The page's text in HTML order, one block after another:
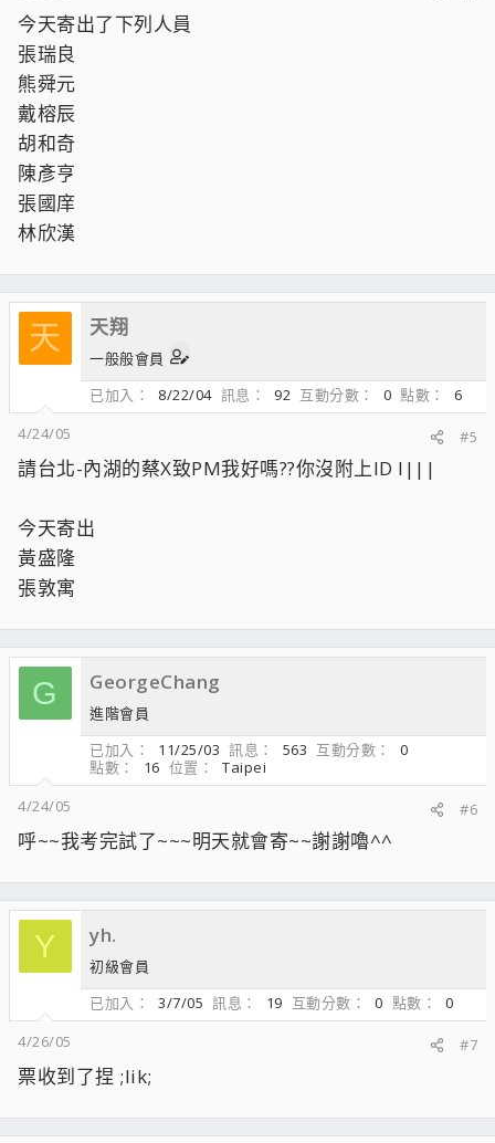
今天寄出了下列人員
張瑞良
熊舜元
戴榕辰
胡和奇
陳彥亨
張國庠
林欣漢
天 天翔
一般般會員
已加入
8/22/04 訊息 92 互動分數 0 點數
6
4/24/05
#5
請台北-內湖的蔡X致PM我好嗎??你沒附上ID l|||
今天寄出
黃盛隆
張敦寓
G GeorgeChang
進階會員
已加入
11/25/03 訊息 563 互動分數
0
點數
16 位置
Taipei
4/24/05
#6
呼~~我考完試了~~~明天就會寄~~謝謝嚕^^
Y yh.
初級會員
已加入
3/7/05 訊息 19 互動分數 0 點數
0
4/26/05
#7
票收到了捏 ;lik;